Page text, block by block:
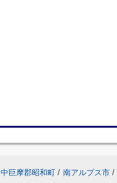
中巨摩郡昭和町 / 南アルプス市 /